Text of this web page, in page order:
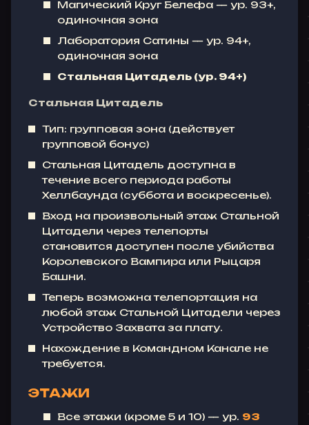
Магический Круг Белефа — ур. 93+,
одиночная зона
Лаборатория Сатины — ур. 94+,
одиночная зона
Стальная Цитадель (ур. 94+)
Стальная Цитадель
Тип: групповая зона (действует
групповой бонус)
Стальная Цитадель доступна в
течение всего периода работы
Хеллбаунда (суббота и воскресенье).
Вход на произвольный этаж Стальной
Цитадели через телепорты
становится доступен после убийства
Королевского Вампира или Рыцаря
Башни.
Теперь возможна телепортация на
любой этаж Стальной Цитадели через
Устройство Захвата за плату.
Нахождение в Командном Канале не
требуется.
ЭТАЖИ
Все этажи (кроме 5 и 10) — ур. 93